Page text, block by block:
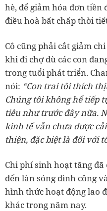
hè, để giảm hóa đơn tiền
điều hoà bất chấp thời
Cô cũng phải cắt giảm
khi đi chợ dù các con
trong tuổi phát triển.
nói: “Con trai tôi thích
Chúng tôi không hể tiếp
tiêu như trước đây nữa.
kinh tế vẫn chưa được cải
thiện, đặc biệt là đối với
Chi phí sinh hoạt tăng đã
đến làn sóng đình công
hình thức hoạt động lao
khác trong năm nay.